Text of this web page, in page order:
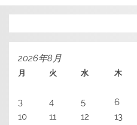
2026年8月
月 火 水 木
3
4 5 6
10
11 12 13